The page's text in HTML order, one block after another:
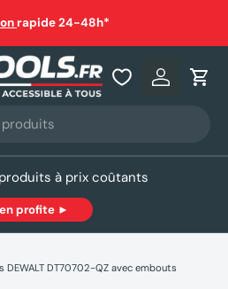
rapide 24-48h*
Se
à prix coûtants
profite ►
DT70702-QZ avec embouts